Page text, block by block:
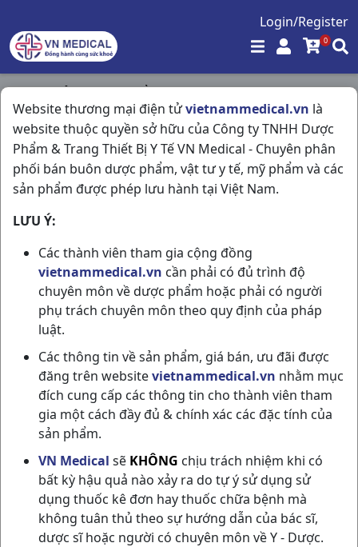
Login/Register
0
Website thương mại điện tửvietnammedical.vn là
website thuộc quyền sở hữu của Công ty TNHH Dược
Phẩm & Trang Thiết Bị Y Tế VN Medical - Chuyên phân
phối bán buôn dược phẩm, vật tư y tế, mỹ phẩm và các
sản phẩm được phép lưu hành tại Việt Nam.
LƯU Ý:
Các thành viên tham gia cộng đồng
vietnammedical.vn cần phải có đủ trình độ
chuyên môn về dược phẩm hoặc phải có người
phụ trách chuyên môn theo quy định của pháp
luật.
Các thông tin về sản phẩm, giá bán, ưu đãi được
đăng trên websitevietnammedical.vn nhằm mục
đích cung cấp các thông tin cho thành viên tham
gia một cách đầy đủ & chính xác các đặc tính của
sản phẩm.
VN Medical sẽ KHÔNG chịu trách nhiệm khi có
bất kỳ hậu quả nào xảy ra do tự ý sử dụng sử
dụng thuốc kê đơn hay thuốc chữa bệnh mà
không tuân thủ theo sự hướng dẫn của bác sĩ,
dược sĩ hoặc người có chuyên môn về Y - Dược.
Trang chủ / Thực Phẩm Chức Năng /
Trà Sâm (tốt) H3gr Korea
TRÀ SÂM (TỐT) H3GR KOREA
NSX:Korea
Nhóm hàng:Thực Phẩm Chức Năng,